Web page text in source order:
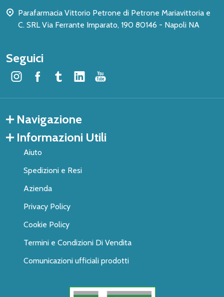
Parafarmacia Vittorio Petrone di Petrone Mariavittoria e
C. SRL Via Ferrante Imparato, 190 80146 - Napoli NA
Seguici
Navigazione
Informazioni Utili
Aiuto
Spedizioni e Resi
Azienda
Privacy Policy
Cookie Policy
Termini e Condizioni Di Vendita
Comunicazioni ufficiali prodotti